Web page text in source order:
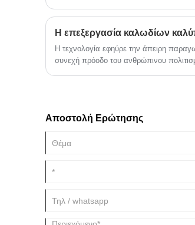
Η τεχνολογία εφηύρε την άπειρη
συνεχή πρόοδο του ανθρώπινου
Αποστολή Ερώτησης